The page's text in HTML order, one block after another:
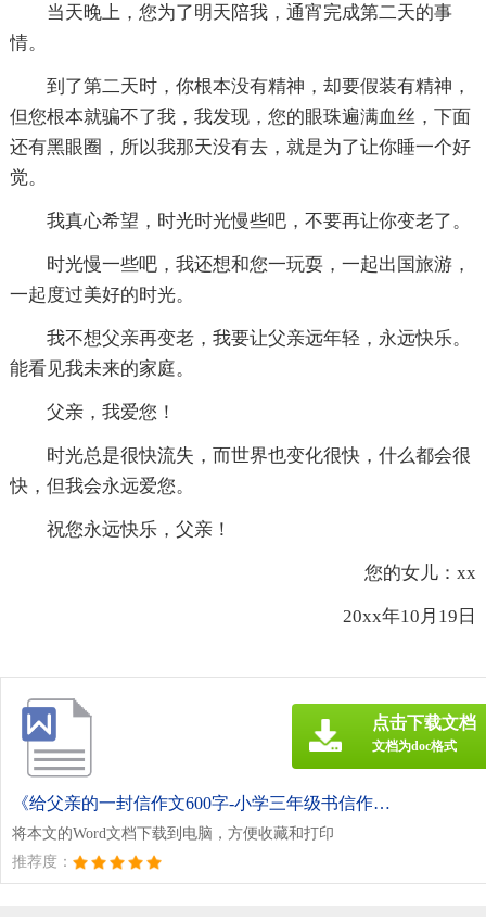
当天晚上，您为了明天陪我，通宵完成第二天的事
情。
到了第二天时，你根本没有精神，却要假装有精神，
但您根本就骗不了我，我发现，您的眼珠遍满血丝，下面
还有黑眼圈，所以我那天没有去，就是为了让你睡一个好
觉。
我真心希望，时光时光慢些吧，不要再让你变老了。
时光慢一些吧，我还想和您一玩耍，一起出国旅游，
一起度过美好的时光。
我不想父亲再变老，我要让父亲远年轻，永远快乐。
能看见我未来的家庭。
父亲，我爱您！
时光总是很快流失，而世界也变化很快，什么都会很
快，但我会永远爱您。
祝您永远快乐，父亲！
您的女儿：xx
20xx年10月19日
《给父亲的一封信作文600字-小学三年级书信作文.doc》
将本文的Word文档下载到电脑，方便收藏和打印
推荐度：
点击下载文档
文档为doc格式